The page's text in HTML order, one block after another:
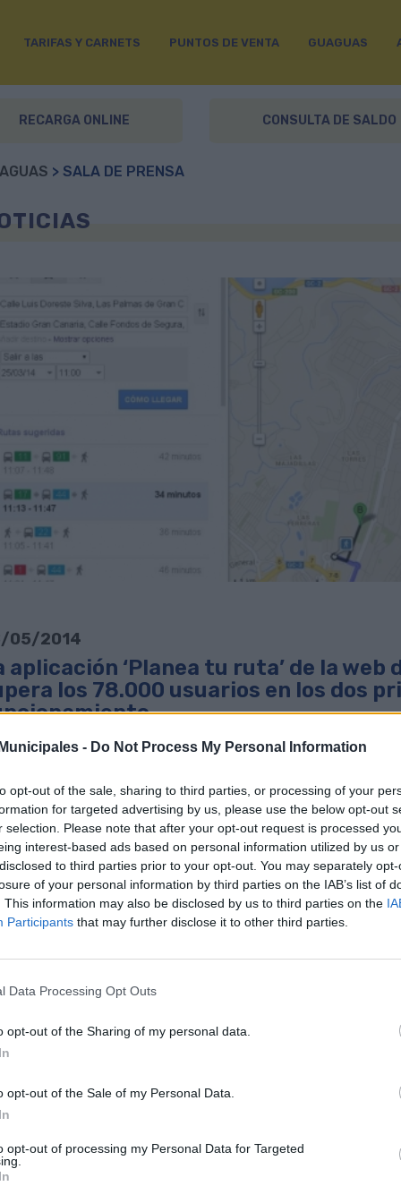
- Do Not Process My Personal Information
opt-out of the sale, sharing to third parties, or processing of your
for targeted advertising by us, please use the below opt-out
selection. Please note that after your opt-out request is processed
interest-based ads based on personal information utilized by us
to third parties prior to your opt-out. You may separately
of your personal information by third parties on the IAB’s list of
This information may also be disclosed by us to third parties on the
Participants that may further disclose it to other third parties.
Data Processing Opt Outs
opt-out of the Sharing of my personal data.
opt-out of the Sale of my Personal Data.
opt-out of processing my Personal Data for Targeted
TARIFAS Y CARNETS PUNTOS DE VENTA GUAGUAS
RECARGA ONLINE CONSULTA DE SALDO
> SALA DE PRENSA
05/2014
aplicación ‘Planea tu ruta’ de la web
los 78.000 usuarios en los dos
noticia en PDF
‘Planea tu ruta’ de la página web de Guaguas Municipales (
dos primeros meses de implantación. Desde finales de marzo,
a través de esta herramienta informática, realizada con
Google Maps, los distintos recorridos alternativos y los
de transporte público en Las Palmas de Gran Canaria.
su implantación, los usuarios han permanecido al corriente de la
Municipales con todo detalle: horarios, recorridos y puntos
ha ofrecido la posibilidad de conocer la ruta, transbordos y
de lo que se tardaría en realizar el mismo itinerario
iniciativa tecnológica ha incorporado la información y
y 784 paradas distribuidas por el municipio capitalino, y ha
Municipales para lograr la integración y desarrollo de los datos
aplicación Transit, que se puede consultar en 40 idiomas
una vez indicado el origen y destino al rellenar la pestaña
la fecha y hora esperada de llegada y el planificador de
el tiempo y la cantidad de correspondencias para cada
se encuentra operativa a través de dispositivos móviles
teléfonos con Java habilitado), al tiempo que el acceso puede